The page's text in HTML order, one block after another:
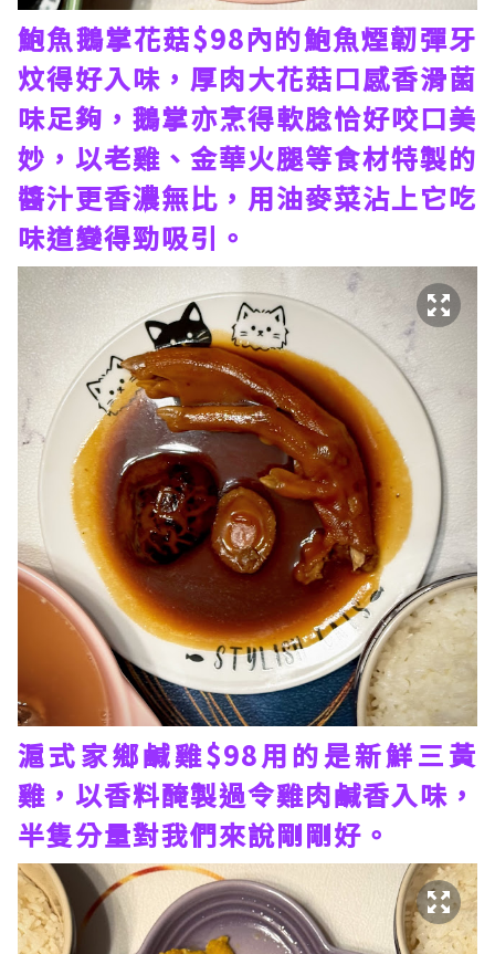
鮑魚鵝掌花菇$98內的鮑魚煙韌彈牙
炆得好入味，厚肉大花菇口感香滑菌
味足夠，鵝掌亦烹得軟腍恰好咬口美
妙，以老雞、金華火腿等食材特製的
醬汁更香濃無比，用油麥菜沾上它吃
味道變得勁吸引。
滬式家鄉鹹雞$98用的是新鮮三黃
雞，以香料醃製過令雞肉鹹香入味，
半隻分量對我們來說剛剛好。